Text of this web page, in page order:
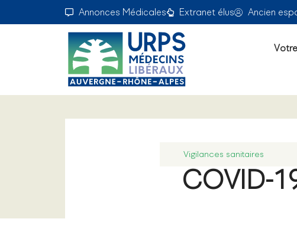
Annonces Médicales Extranet élus Ancien
Vigilances sanitaires
COVID-